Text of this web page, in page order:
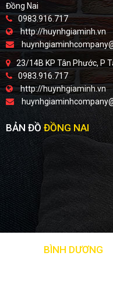
Đồng Nai
0983.916.717
http://huynhgiaminh.vn
23/14B KP Tân Phước, P
0983.916.717
http://huynhgiaminh.vn
BẢN ĐỒĐỒNG NAI
BÌNH DƯƠNG